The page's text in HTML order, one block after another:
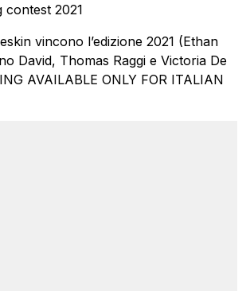
contest 2021
vincono l’edizione 2021 (Ethan
David, Thomas Raggi e Victoria De
AVAILABLE ONLY FOR ITALIAN